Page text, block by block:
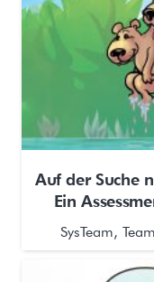
Auf der Suche
Ein
SysTeam,